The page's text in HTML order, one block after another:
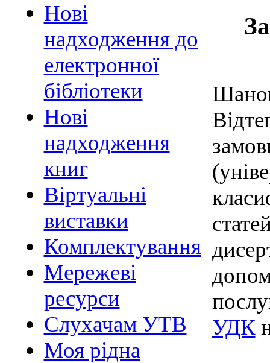
Нові
надходження до
електронної
бібліотеки
Нові
надходження
книг
Віртуальні
виставки
Комплектування
Мережеві
ресурси
Слухачам УТВ
Моя рідна
УДК